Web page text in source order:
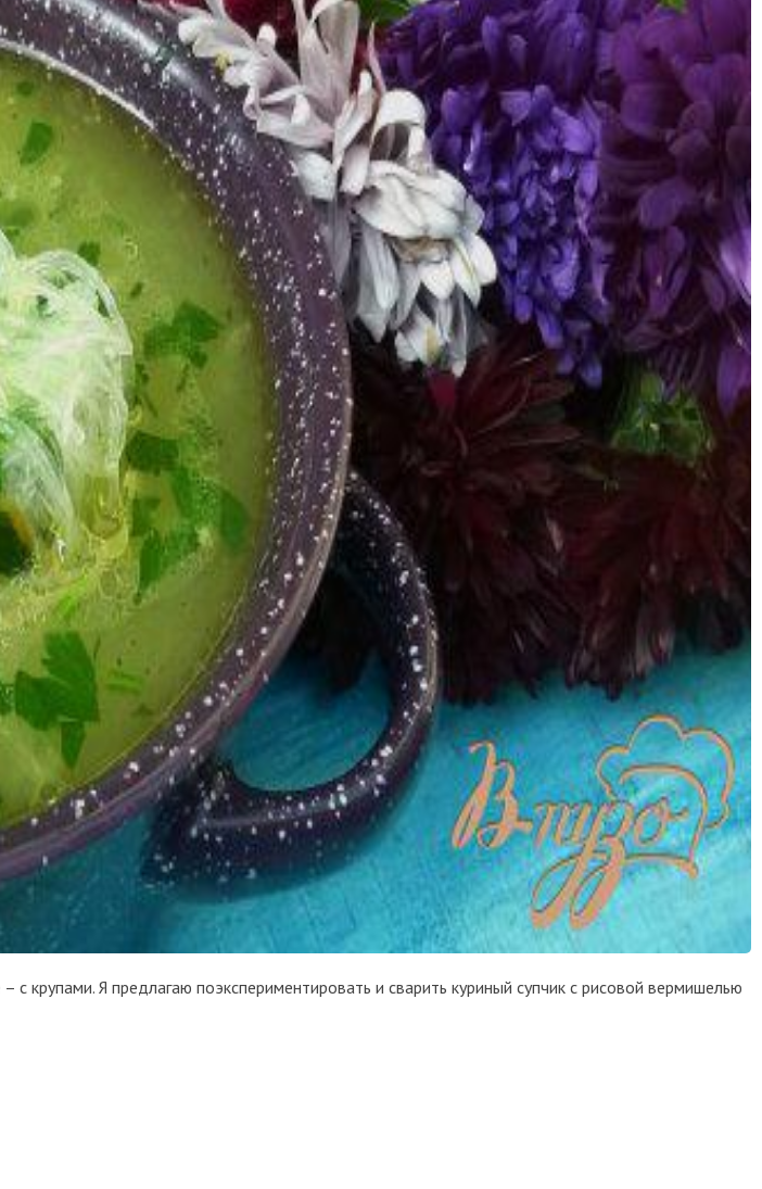
крупами. Я предлагаю поэкспериментировать и сварить куриный супчик с рисовой вермишелью